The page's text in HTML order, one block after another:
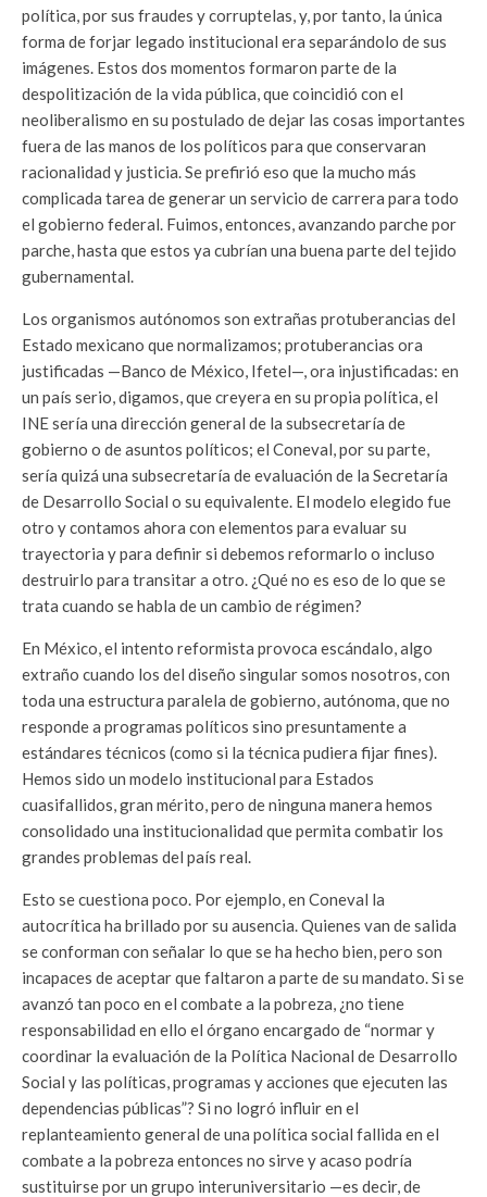
política, por sus fraudes y corruptelas, y, por tanto, la única
forma de forjar legado institucional era separándolo de sus
imágenes. Estos dos momentos formaron parte de la
despolitización de la vida pública, que coincidió con el
neoliberalismo en su postulado de dejar las cosas importantes
fuera de las manos de los políticos para que conservaran
racionalidad y justicia. Se prefirió eso que la mucho más
complicada tarea de generar un servicio de carrera para todo
el gobierno federal. Fuimos, entonces, avanzando parche por
parche, hasta que estos ya cubrían una buena parte del tejido
gubernamental.
Los organismos autónomos son extrañas protuberancias del
Estado mexicano que normalizamos; protuberancias ora
justificadas —Banco de México, Ifetel—, ora injustificadas: en
un país serio, digamos, que creyera en su propia política, el
INE sería una dirección general de la subsecretaría de
gobierno o de asuntos políticos; el Coneval, por su parte,
sería quizá una subsecretaría de evaluación de la Secretaría
de Desarrollo Social o su equivalente. El modelo elegido fue
otro y contamos ahora con elementos para evaluar su
trayectoria y para definir si debemos reformarlo o incluso
destruirlo para transitar a otro. ¿Qué no es eso de lo que se
trata cuando se habla de un cambio de régimen?
En México, el intento reformista provoca escándalo, algo
extraño cuando los del diseño singular somos nosotros, con
toda una estructura paralela de gobierno, autónoma, que no
responde a programas políticos sino presuntamente a
estándares técnicos (como si la técnica pudiera fijar fines).
Hemos sido un modelo institucional para Estados
cuasifallidos, gran mérito, pero de ninguna manera hemos
consolidado una institucionalidad que permita combatir los
grandes problemas del país real.
Esto se cuestiona poco. Por ejemplo, en Coneval la
autocrítica ha brillado por su ausencia. Quienes van de salida
se conforman con señalar lo que se ha hecho bien, pero son
incapaces de aceptar que faltaron a parte de su mandato. Si se
avanzó tan poco en el combate a la pobreza, ¿no tiene
responsabilidad en ello el órgano encargado de “normar y
coordinar la evaluación de la Política Nacional de Desarrollo
Social y las políticas, programas y acciones que ejecuten las
dependencias públicas”? Si no logró influir en el
replanteamiento general de una política social fallida en el
combate a la pobreza entonces no sirve y acaso podría
sustituirse por un grupo interuniversitario —es decir, de